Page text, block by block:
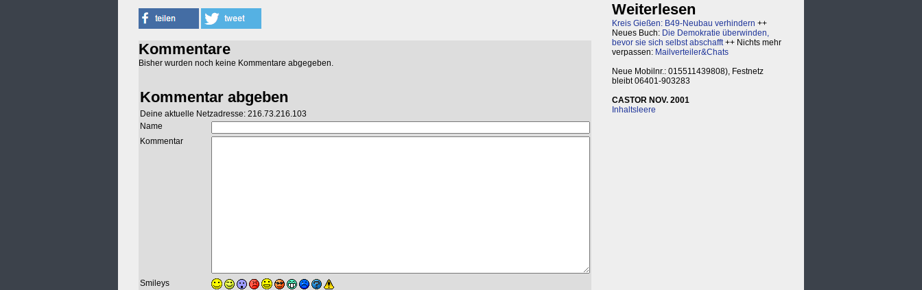
Kommentare
Bisher wurden noch keine Kommentare abgegeben.
Kommentar abgeben
Deine aktuelle Netzadresse: 216.73.216.103
Name
Kommentar
Smileys
Weiterlesen
Kreis Gießen: B49-Neubau verhindern ++
Neues Buch: Die Demokratie überwinden,
bevor sie sich selbst abschafft++ Nichts mehr
verpassen: Mailverteiler&Chats
Neue Mobilnr.: 015511439808), Festnetz
bleibt 06401-903283
CASTOR NOV. 2001
Inhaltsleere